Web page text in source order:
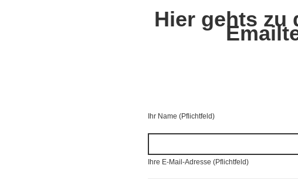
Hier gehts zu
Ihr Name (Pflichtfeld)
Ihre E-Mail-Adresse (Pflichtfeld)